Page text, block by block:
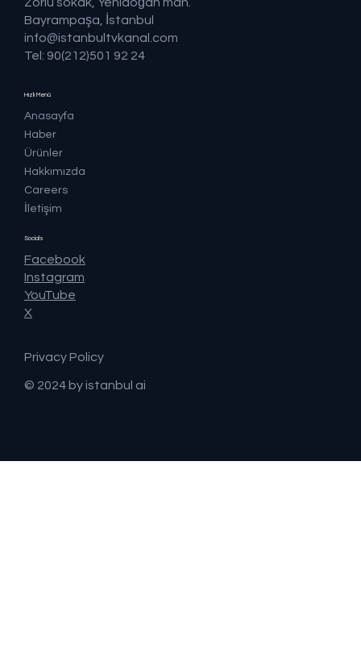
Hızlı Menü
Anasayfa
Haber
Ürünler
Hakkımızda
Careers
İletişim
Zorlu sokak, Yenidoğan mah.
Bayrampaşa, İstanbul
info@istanbultvkanal.com
Tel: 90(212)501 92 24
Socials
Facebook
Instagram
YouTube
X
© 2024 by istanbul ai
Privacy Policy